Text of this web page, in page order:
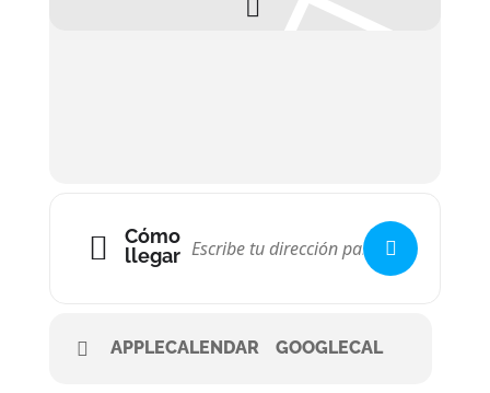
Cómo
llegar
APPLECALENDAR GOOGLECAL